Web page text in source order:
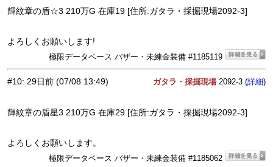
輝紋章の盾☆3 210万G 在庫19 [住所:ガタラ・採掘現場2092-3]
よろしくお願いします!
極限データベース バザー・未練金装備 #1185119
#10: 29日前 (07/08 13:49) ガタラ・採掘現場2092-3 (詳細)
輝紋章の盾星3 210万G 在庫29 [住所:ガタラ・採掘現場2092-3]
よろしくお願いします。
極限データベース バザー・未練金装備 #1185062